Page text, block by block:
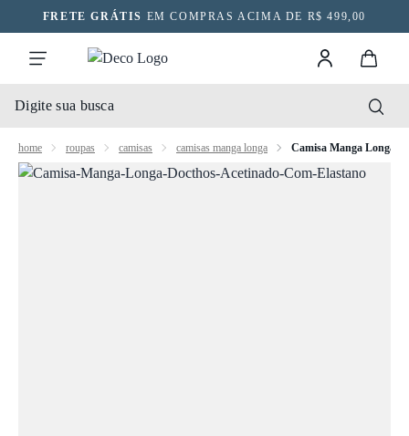
FRETE GRÁTIS EM COMPRAS ACIMA DE R$ 499,00
home roupas camisas camisas manga longa Camisa Manga Longa